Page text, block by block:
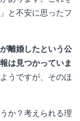
と不安に思ったフ
離婚したという公
は見つかっていま
うですが、そのほ
か？考えられる理